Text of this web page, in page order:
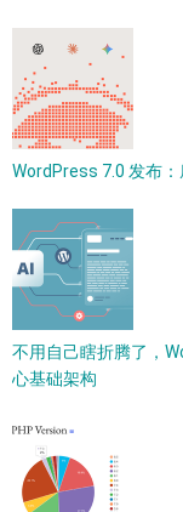
WordPress 7.0 发布
不用自己瞎折腾了，
心基础架构